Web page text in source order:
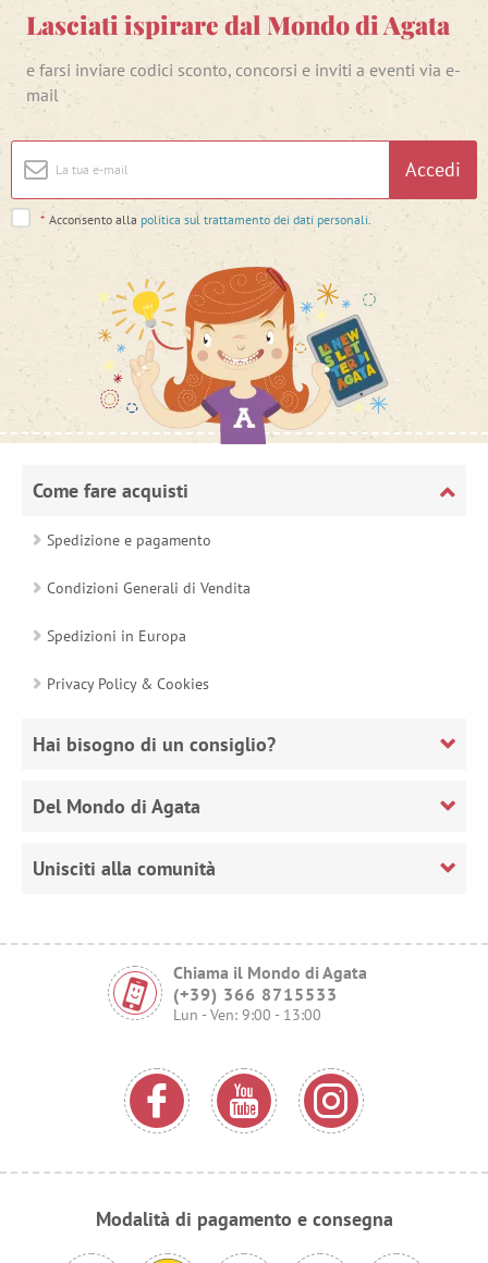
Lasciati ispirare dal Mondo di Agata
e farsi inviare codici sconto, concorsi e inviti a eventi via e-
mail
Accedi
* Acconsento alla politica sul trattamento dei dati personali
Come fare acquisti
Spedizione e pagamento
Condizioni Generali di Vendita
Spedizioni in Europa
Privacy Policy & Cookies
Hai bisogno di un consiglio?
Del Mondo di Agata
Unisciti alla comunità
Chiama il Mondo di Agata
(+39) 366 8715533
Lun - Ven: 9:00 - 13:00
Modalità di pagamento e consegna